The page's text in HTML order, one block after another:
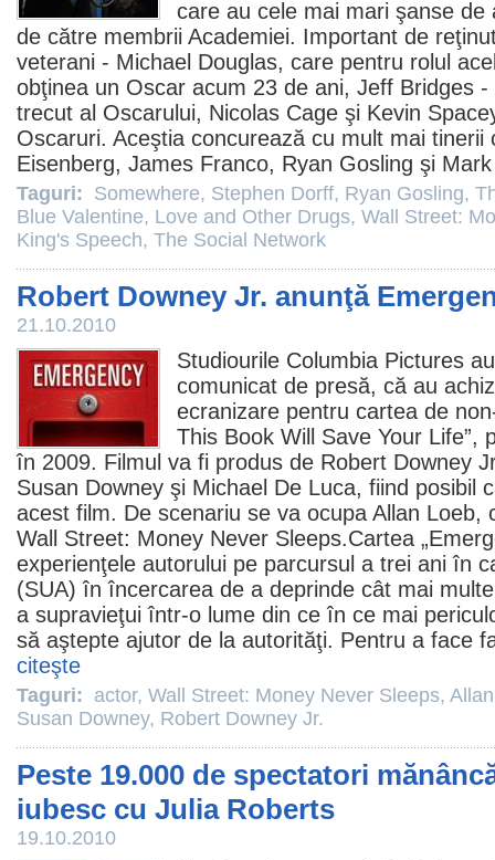
care au cele mai mari şanse
de către membrii Academiei. Important de
veterani - Michael Douglas, care pentru rolul
obţinea un Oscar acum 23 de ani, Jeff Bridges -
trecut al Oscarului, Nicolas Cage şi Kevin
Oscaruri. Aceştia concurează cu mult mai
Eisenberg, James Franco, Ryan Gosling şi
Taguri: Somewhere, Stephen Dorff, Ryan Gosling,
Blue Valentine, Love and Other Drugs, Wall Street:
King's Speech, The Social Network
Robert Downey Jr. anunţă
21.10.2010
Studiourile Columbia Pictures
comunicat de presă, că au
ecranizare pentru cartea de
This Book Will Save Your Life”,
în 2009. Filmul va fi produs de Robert Downey
Susan Downey şi Michael De Luca, fiind posibil
acest film. De scenariu se va ocupa Allan Loeb,
Wall Street: Money Never Sleeps.Cartea
experienţele autorului pe parcursul a trei ani în
(SUA) în încercarea de a deprinde cât mai
a supravieţui într-o lume din ce în ce mai
să aştepte ajutor de la autorităţi. Pentru a face
citeşte
Taguri: actor, Wall Street: Money Never Sleeps,
Susan Downey, Robert Downey Jr.
Peste 19.000 de spectatori
iubesc cu Julia Roberts
19.10.2010